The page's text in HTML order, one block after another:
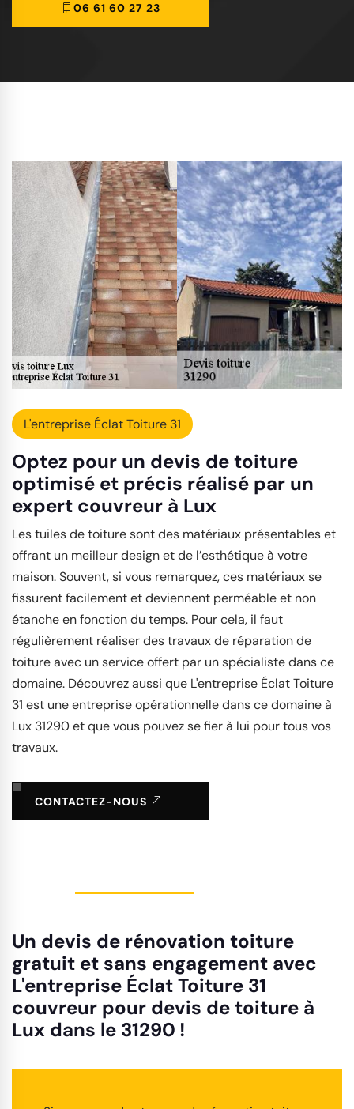
06 61 60 27 23
L'entreprise Éclat Toiture 31
Optez pour un devis de toiture
optimisé et précis réalisé par un
expert couvreur à Lux
Les tuiles de toiture sont des matériaux présentables et
offrant un meilleur design et de l’esthétique à votre
maison. Souvent, si vous remarquez, ces matériaux se
fissurent facilement et deviennent perméable et non
étanche en fonction du temps. Pour cela, il faut
régulièrement réaliser des travaux de réparation de
toiture avec un service offert par un spécialiste dans ce
domaine. Découvrez aussi que L'entreprise Éclat Toiture
31 est une entreprise opérationnelle dans ce domaine à
Lux 31290 et que vous pouvez se fier à lui pour tous vos
travaux.
CONTACTEZ-NOUS
Un devis de rénovation toiture
gratuit et sans engagement avec
L'entreprise Éclat Toiture 31
couvreur pour devis de toiture à
Lux dans le 31290 !